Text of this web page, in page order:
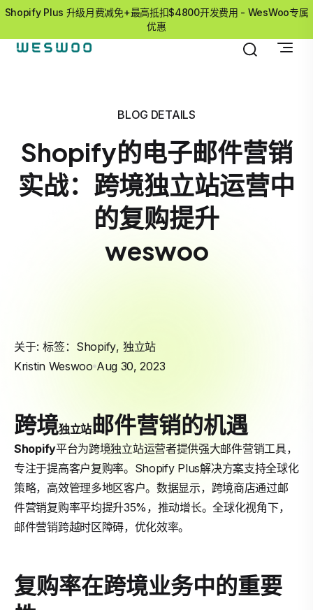
Shopify Plus 升级月费减免+最高抵扣$4800开发费用 - WesWoo专属
优惠
BLOG DETAILS
Shopify的电子邮件营销
实战：跨境独立站运营中
的复购提升
weswoo
关于: 标签： Shopify, 独立站
Kristin Weswoo Aug 30, 2023
跨境独立站邮件营销的机遇
Shopify平台为跨境独立站运营者提供强大邮件营销工具，
专注于提高客户复购率。Shopify Plus解决方案支持全球化
策略，高效管理多地区客户。数据显示，跨境商店通过邮
件营销复购率平均提升35%，推动增长。全球化视角下，
邮件营销跨越时区障碍，优化效率。
复购率在跨境业务中的重要